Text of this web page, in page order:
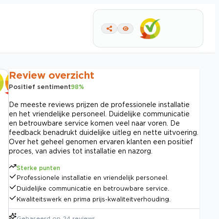
Review overzicht
Positief sentiment98%
De meeste reviews prijzen de professionele installatie
en het vriendelijke personeel. Duidelijke communicatie
en betrouwbare service komen veel naar voren. De
feedback benadrukt duidelijke uitleg en nette uitvoering.
Over het geheel genomen ervaren klanten een positief
proces, van advies tot installatie en nazorg.
Sterke punten
Professionele installatie en vriendelijk personeel.
Duidelijke communicatie en betrouwbare service.
Kwaliteitswerk en prima prijs-kwaliteitverhouding.